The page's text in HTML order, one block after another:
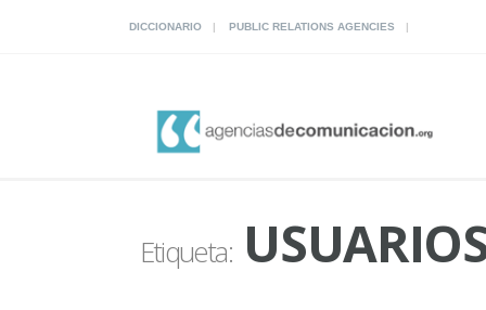
DICCIONARIO PUBLIC RELATIONS AGENCIES
Etiqueta: